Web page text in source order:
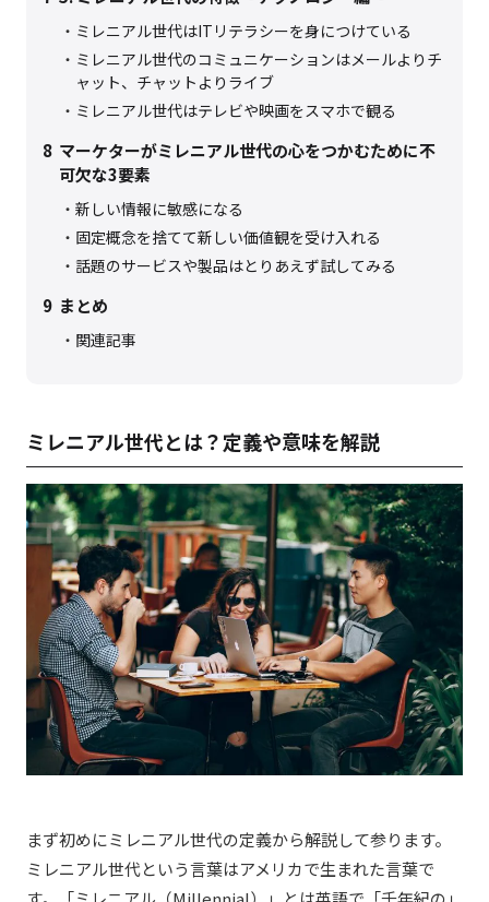
ミレニアル世代はITリテラシーを身につけている
ミレニアル世代のコミュニケーションはメールよりチ
ャット、チャットよりライブ
ミレニアル世代はテレビや映画をスマホで観る
8 マーケターがミレニアル世代の心をつかむために不
可欠な3要素
新しい情報に敏感になる
固定概念を捨てて新しい価値観を受け入れる
話題のサービスや製品はとりあえず試してみる
9 まとめ
関連記事
ミレニアル世代とは？定義や意味を解説
まず初めにミレニアル世代の定義から解説して参ります。
ミレニアル世代という言葉はアメリカで生まれた言葉で